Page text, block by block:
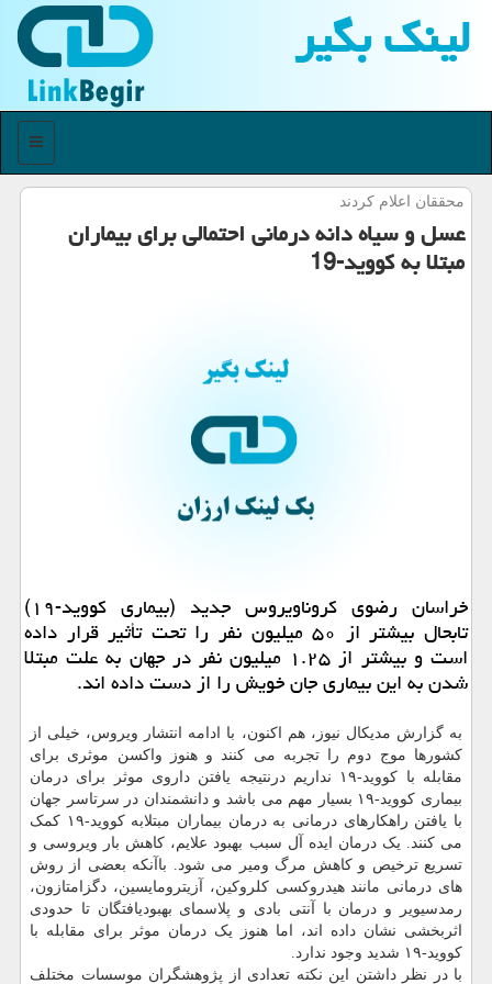
لینك بگیر
منو
محققان اعلام كردند
عسل و سیاه دانه درمانی احتمالی برای بیماران
مبتلا به كووید-19
خراسان رضوی كروناویروس جدید (بیماری كووید-۱۹)
تابحال بیشتر از ۵۰ میلیون نفر را تحت تأثیر قرار داده
است و بیشتر از ۱.۲۵ میلیون نفر در جهان به علت مبتلا
شدن به این بیماری جان خویش را از دست داده اند.
به گزارش مدیکال نیوز، هم اکنون، با ادامه انتشار ویروس، خیلی از
کشورها موج دوم را تجربه می کنند و هنوز واکسن موثری برای
مقابله با کووید-۱۹ نداریم درنتیجه یافتن داروی موثر برای درمان
بیماری کووید-۱۹ بسیار مهم می باشد و دانشمندان در سرتاسر جهان
با یافتن راهکارهای درمانی به درمان بیماران مبتلابه کووید-۱۹ کمک
می کنند. یک درمان ایده آل سبب بهبود علایم، کاهش بار ویروسی و
تسریع ترخیص و کاهش مرگ ومیر می شود. باآنکه بعضی از روش
های درمانی مانند هیدروکسی کلروکین، آزیترومایسین، دگزامتازون،
رمدسیویر و درمان با آنتی بادی و پلاسمای بهبودیافتگان تا حدودی
اثربخشی نشان داده اند، اما هنوز یک درمان موثر برای مقابله با
کووید-۱۹ شدید وجود ندارد.
با در نظر داشتن این نکته تعدادی از پژوهشگران موسسات مختلف